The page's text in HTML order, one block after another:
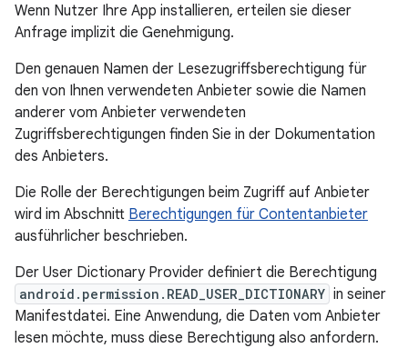
Wenn Nutzer Ihre App installieren, erteilen sie dieser
Anfrage implizit die Genehmigung.
Den genauen Namen der Lesezugriffsberechtigung für
den von Ihnen verwendeten Anbieter sowie die Namen
anderer vom Anbieter verwendeten
Zugriffsberechtigungen finden Sie in der Dokumentation
des Anbieters.
Die Rolle der Berechtigungen beim Zugriff auf Anbieter
wird im Abschnitt Berechtigungen für Contentanbieter
ausführlicher beschrieben.
Der User Dictionary Provider definiert die Berechtigung
android.permission.READ_USER_DICTIONARY in seiner
Manifestdatei. Eine Anwendung, die Daten vom Anbieter
lesen möchte, muss diese Berechtigung also anfordern.